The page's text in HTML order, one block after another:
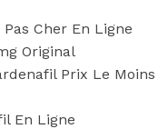
Cher En Ligne
Original
Prix Le Moins
En Ligne